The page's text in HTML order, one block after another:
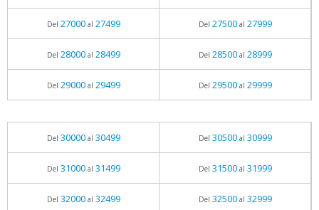
Del 27000al 27499 Del 27500al 27999
Del 28000al 28499 Del 28500al 28999
Del 29000al 29499 Del 29500al 29999
Del 30000al 30499 Del 30500al 30999
Del 31000al 31499 Del 31500al 31999
Del 32000al 32499 Del 32500al 32999